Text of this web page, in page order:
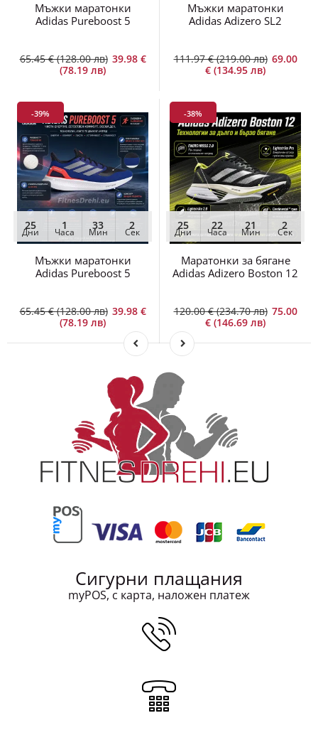
Мъжки маратонки
Adidas Pureboost 5
65.45 € (128.00 лв) 39.98 €
(78.19 лв)
Мъжки маратонки
Adidas Adizero SL2
111.97 € (219.00 лв) 69.00
€ (134.95 лв)
-39%
25
Дни
1
Часа
33
Мин
2
Сек
Мъжки маратонки
Adidas Pureboost 5
65.45 € (128.00 лв) 39.98 €
(78.19 лв)
-38%
25
Дни
22
Часа
21
Мин
2
Сек
Маратонки за бягане
Adidas Adizero Boston 12
120.00 € (234.70 лв) 75.00
€ (146.69 лв)
Сигурни плащания
myPOS, с карта, наложен платеж